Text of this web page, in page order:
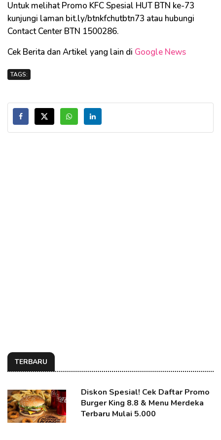
Untuk melihat Promo KFC Spesial HUT BTN ke-73
kunjungi laman bit.ly/btnkfchutbtn73 atau hubungi
Contact Center BTN 1500286.
Cek Berita dan Artikel yang lain di Google News
TAGS:
TERBARU
Diskon Spesial! Cek Daftar Promo
Burger King 8.8 & Menu Merdeka
Terbaru Mulai 5.000